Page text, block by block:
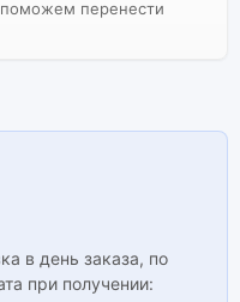
перенести
в день заказа, по
при получении: